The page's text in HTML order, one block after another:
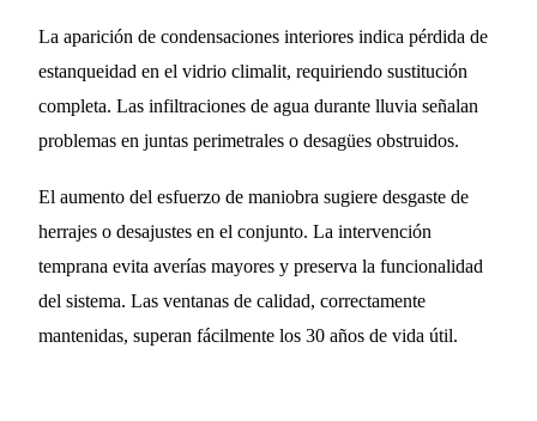
La aparición de condensaciones interiores indica pérdida de
estanqueidad en el vidrio climalit, requiriendo sustitución
completa. Las infiltraciones de agua durante lluvia señalan
problemas en juntas perimetrales o desagües obstruidos.
El aumento del esfuerzo de maniobra sugiere desgaste de
herrajes o desajustes en el conjunto. La intervención
temprana evita averías mayores y preserva la funcionalidad
del sistema. Las ventanas de calidad, correctamente
mantenidas, superan fácilmente los 30 años de vida útil.